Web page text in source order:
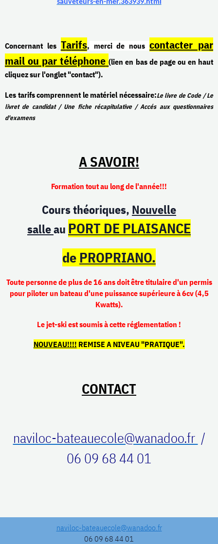
sauveteurs-en-mer.363939.html
Concernant les Tarifs, merci de nouscontacter par
mail ou par téléphone (lien en bas de page ou en haut
cliquez sur l'onglet "contact").
Les tarifs comprennent le matériel nécessaire:Le livre de Code / Le
livret de candidat / Une fiche récapitulative / Accés aux questionnaires
d'examens
A SAVOIR!
Formation tout au long de l'année!!!
Cours théoriques, Nouvelle
salleau PORT DE PLAISANCE
de PROPRIANO.
Toute personne de plus de 16 ans doit être titulaire d'un permis
pour piloter un bateau d'une puissance supérieure à 6cv (4,5
Kwatts).
Le jet-ski est soumis à cette réglementation !
NOUVEAU!!!! REMISE A NIVEAU "PRATIQUE".
CONTACT
naviloc-bateauecole@wanadoo.fr /
06 09 68 44 01
naviloc-bateauecole@wanadoo.fr
06 09 68 44 01